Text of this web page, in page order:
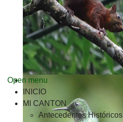
Open menu
INICIO
MI CANTON
Antecedentes Históricos